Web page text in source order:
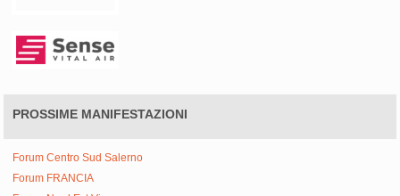
PROSSIME MANIFESTAZIONI
Forum Centro Sud Salerno
Forum FRANCIA